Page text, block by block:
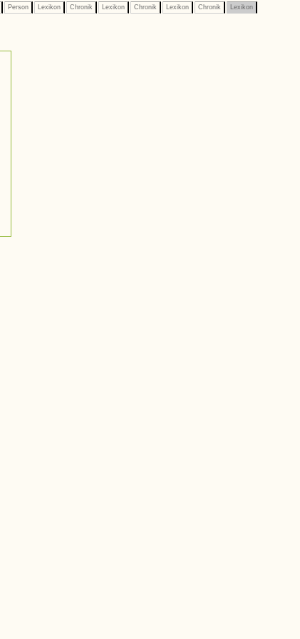
Person Lexikon Chronik Lexikon Chronik Lexikon Chronik Lexikon